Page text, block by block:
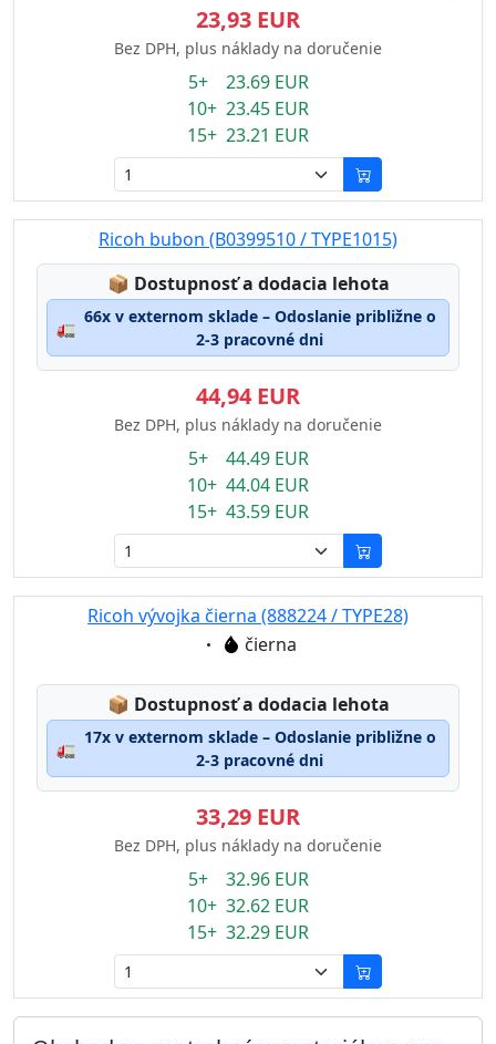
23,93 EUR
Bez DPH, plus náklady na doručenie
5+ 23.69 EUR
10+ 23.45 EUR
15+ 23.21 EUR
Ricoh bubon (B0399510 / TYPE1015)
📦 Lagerstatus:
Dostupnosť a dodacia lehota
🚛
66x v externom sklade – Odoslanie približne o
2-3 pracovné dni
44,94 EUR
Bez DPH, plus náklady na doručenie
5+ 44.49 EUR
10+ 44.04 EUR
15+ 43.59 EUR
Ricoh vývojka čierna (888224 / TYPE28)
Eigenschaft:
čierna
📦 Lagerstatus:
Dostupnosť a dodacia lehota
🚛
17x v externom sklade – Odoslanie približne o
2-3 pracovné dni
33,29 EUR
Bez DPH, plus náklady na doručenie
5+ 32.96 EUR
10+ 32.62 EUR
15+ 32.29 EUR